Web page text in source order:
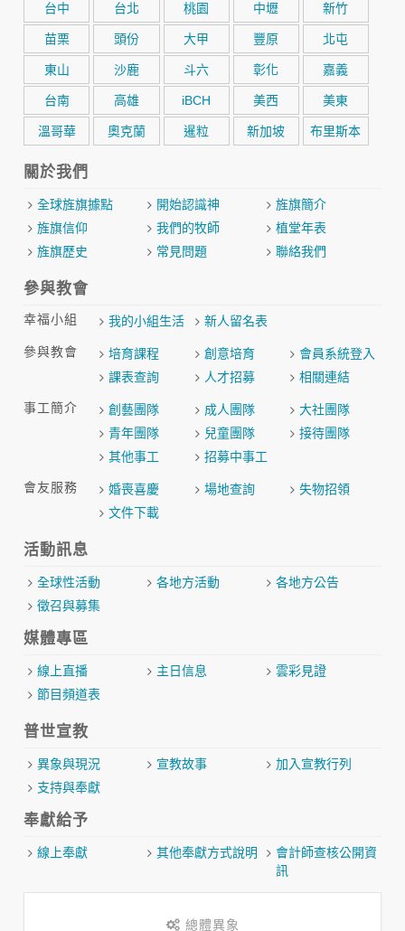
台中 台北 桃園 中壢 新竹
苗栗 頭份 大甲 豐原 北屯
東山 沙鹿 斗六 彰化 嘉義
台南 高雄 iBCH 美西 美東
溫哥華 奧克蘭 暹粒 新加坡 布里斯本
關於我們
全球旌旗據點 開始認識神
旌旗簡介
旌旗信仰
我們的牧師
植堂年表
旌旗歷史
常見問題 聯絡我們
參與教會
幸福小組 我的小組生活 新人留名表
參與教會 培育課程 創意培育
會員系統登入
課表查詢
人才招募 相關連結
事工簡介 創藝團隊 成人團隊
大社團隊
青年團隊
兒童團隊
接待團隊
其他事工
招募中事工
會友服務 婚喪喜慶 場地查詢
失物招領
文件下載
活動訊息
全球性活動 各地方活動
各地方公告
徵召與募集
媒體專區
線上直播 主日信息
雲彩見證
節目頻道表
普世宣教
異象與現況 宣教故事
加入宣教行列
支持與奉獻
奉獻給予
線上奉獻 其他奉獻方式說明
會計師查核公開資
訊
總體異象